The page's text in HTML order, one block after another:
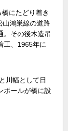
にたどり着き
山鴻巣線の道路
。その後木造吊
工、1965年に
川幅として日
ポールが橋に設